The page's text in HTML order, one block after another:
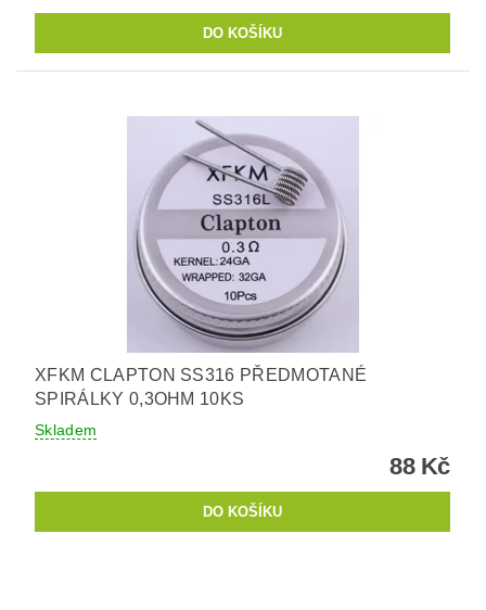
XFKM CLAPTON SS316 PŘEDMOTANÉ
SPIRÁLKY 0,3OHM 10KS
Skladem
88 Kč